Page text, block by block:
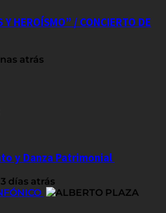
Y HEROÍSMO” / CONCIERTO DE
atrás
y Danza Patrimonial
días atrás